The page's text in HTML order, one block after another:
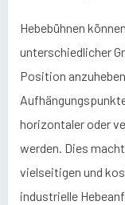
Hebebühnen
unterschiedlicher
Position
horizontaler oder
werden. Dies
vielseitigen und
industrielle